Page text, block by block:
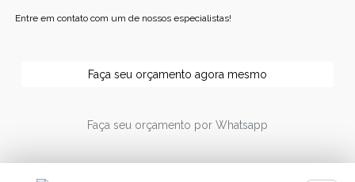
Entre em contato com um de nossos especialistas!
Faça seu orçamento agora mesmo
Faça seu orçamento por Whatsapp